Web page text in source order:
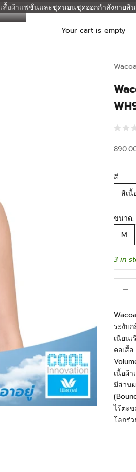
เสื้อผ้าแฟชั่นและชุดนอนชุดออกกำลังกายสิ
Your cart is empty
Sale
สี:
สีเ
ขนาด:
M
3 in
ระงับ
เนียน
คอเสื้
เนื้อผ้
มีส่วน
ไร้ตะ
โลกร่